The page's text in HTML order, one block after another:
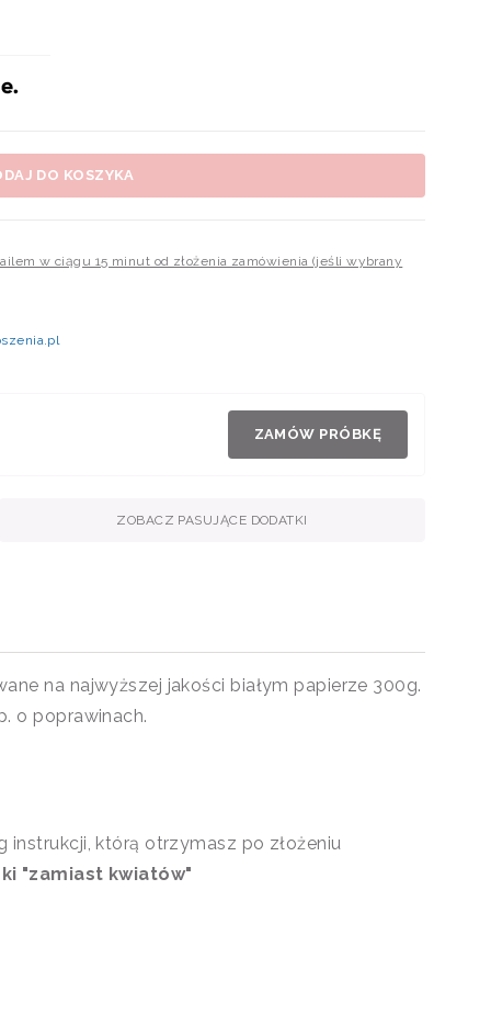
DO KOSZYKA
w ciągu 15 minut od złożenia zamówienia (jeśli wybrany
ZAMÓW PRÓBKĘ
ZOBACZ PASUJĄCE DODATKI
na najwyższej jakości białym papierze 300g.
o poprawinach.
instrukcji, którą otrzymasz po złożeniu
"zamiast kwiatów"